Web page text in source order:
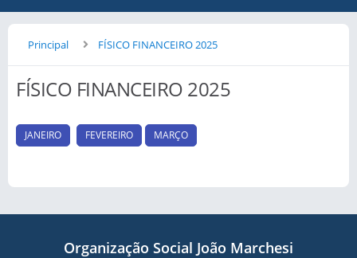
Principal FÍSICO FINANCEIRO 2025
FÍSICO FINANCEIRO 2025
JANEIRO FEVEREIRO MARÇO
Organização Social João Marchesi